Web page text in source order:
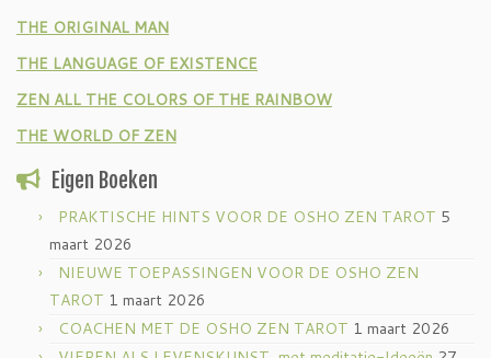
THE ORIGINAL MAN
THE LANGUAGE OF EXISTENCE
ZEN ALL THE COLORS OF THE RAINBOW
THE WORLD OF ZEN
Eigen Boeken
PRAKTISCHE HINTS VOOR DE OSHO ZEN TAROT 5
maart 2026
NIEUWE TOEPASSINGEN VOOR DE OSHO ZEN
TAROT 1 maart 2026
COACHEN MET DE OSHO ZEN TAROT 1 maart 2026